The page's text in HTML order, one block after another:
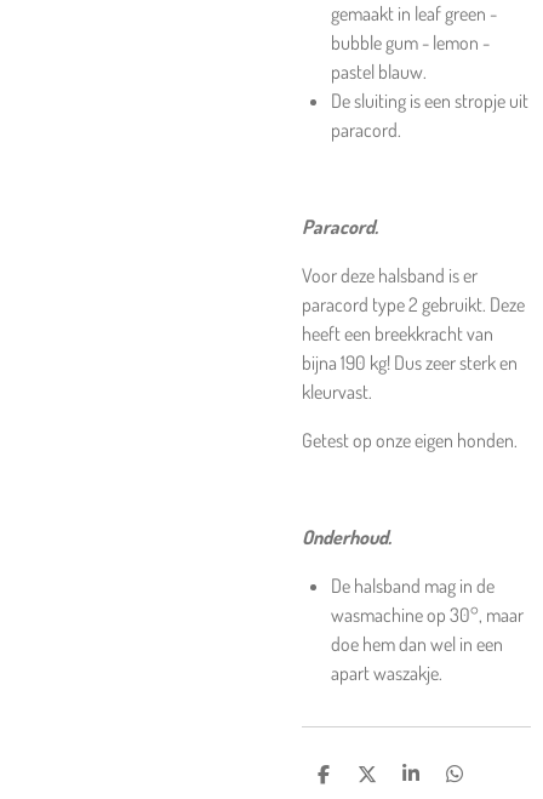
gemaakt in leaf green -
bubble gum - lemon -
pastel blauw.
De sluiting is een stropje uit
paracord.
Paracord.
Voor deze halsband is er
paracord type 2 gebruikt. Deze
heeft een breekkracht van
bijna 190 kg! Dus zeer sterk en
kleurvast.
Getest op onze eigen honden.
Onderhoud.
De halsband mag in de
wasmachine op 30°, maar
doe hem dan wel in een
apart waszakje.
D
D
S
D